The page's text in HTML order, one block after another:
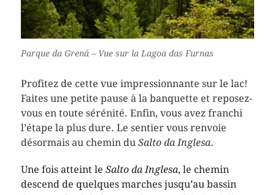
Parque da Grená – Vue sur la Lagoa das Furnas
Profitez de cette vue impressionnante sur le lac!
Faites une petite pause à la banquette et reposez-
vous en toute sérénité. Enfin, vous avez franchi
l’étape la plus dure. Le sentier vous renvoie
désormais au chemin du Salto da Inglesa.
Une fois atteint le Salto da Inglesa, le chemin
descend de quelques marches jusqu’au bassin